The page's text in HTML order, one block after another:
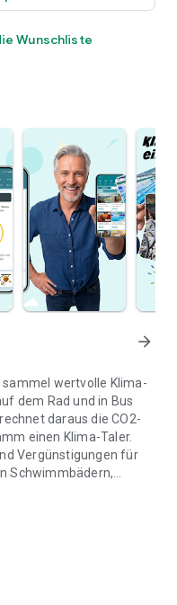
Wunschliste
arrow_forward
sammel wertvolle Klima-
dem Rad und in Bus
daraus die CO2-
einen Klima-Taler.
Vergünstigungen für
Schwimmbädern,